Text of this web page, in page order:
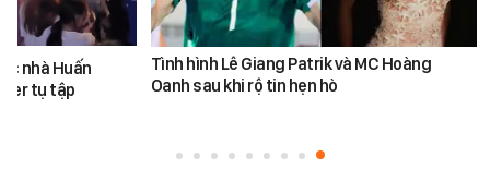
nhà Huấn
tụ tập
Tình hình Lê Giang Patrik và MC Hoàng
Oanh sau khi rộ tin hẹn hò